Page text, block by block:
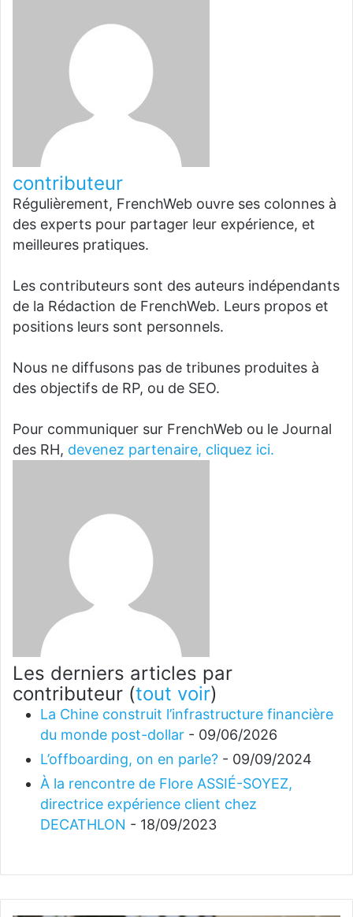
contributeur
Régulièrement, FrenchWeb ouvre ses colonnes à
des experts pour partager leur expérience, et
meilleures pratiques.
Les contributeurs sont des auteurs indépendants
de la Rédaction de FrenchWeb. Leurs propos et
positions leurs sont personnels.
Nous ne diffusons pas de tribunes produites à
des objectifs de RP, ou de SEO.
Pour communiquer sur FrenchWeb ou le Journal
des RH, devenez partenaire, cliquez ici.
Les derniers articles par
contributeur (tout voir)
La Chine construit l’infrastructure financière
du monde post-dollar - 09/06/2026
L’offboarding, on en parle? - 09/09/2024
À la rencontre de Flore ASSIÉ-SOYEZ,
directrice expérience client chez
DECATHLON - 18/09/2023